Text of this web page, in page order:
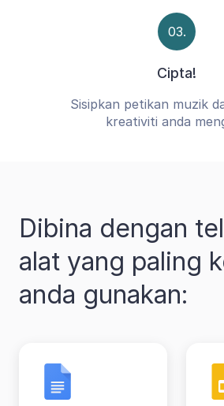
03.
Cipta!
Sisipkan petikan muzik
kreativiti anda
Dibina dengan
alat yang paling
anda gunakan: